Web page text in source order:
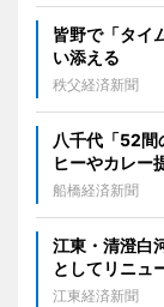
皆野で「タイ
い添える
秩父経済新聞
八千代「52
ヒーやカレー
船橋経済新聞
江東・清澄白
としてリニュ
江東経済新聞